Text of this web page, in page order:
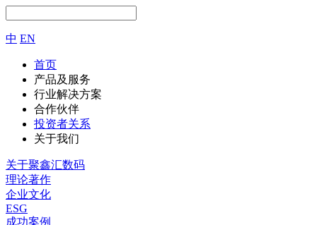
中 EN
首页
产品及服务
行业解决方案
合作伙伴
投资者关系
关于我们
关于聚鑫汇数码
理论著作
企业文化
ESG
成功案例